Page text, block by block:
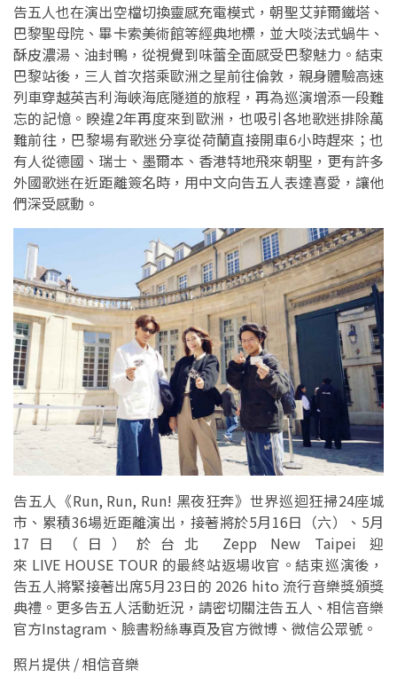
告五人也在演出空檔切換靈感充電模式，朝聖艾菲爾鐵塔、
巴黎聖母院、畢卡索美術館等經典地標，並大啖法式蝸牛、
酥皮濃湯、油封鴨，從視覺到味蕾全面感受巴黎魅力。結束
巴黎站後，三人首次搭乘歐洲之星前往倫敦，親身體驗高速
列車穿越英吉利海峽海底隧道的旅程，再為巡演增添一段難
忘的記憶。睽違2年再度來到歐洲，也吸引各地歌迷排除萬
難前往，巴黎場有歌迷分享從荷蘭直接開車6小時趕來；也
有人從德國、瑞士、墨爾本、香港特地飛來朝聖，更有許多
外國歌迷在近距離簽名時，用中文向告五人表達喜愛，讓他
們深受感動。
告五人《Run, Run, Run! 黑夜狂奔》世界巡迴狂掃24座城
市、累積36場近距離演出，接著將於5月16日（六）、5月
17日（日）於台北 Zepp New Taipei 迎
來 LIVE HOUSE TOUR 的最終站返場收官。結束巡演後，
告五人將緊接著出席5月23日的 2026 hito 流行音樂獎頒獎
典禮。更多告五人活動近況，請密切關注告五人、相信音樂
官方Instagram、臉書粉絲專頁及官方微博、微信公眾號。
照片提供 / 相信音樂